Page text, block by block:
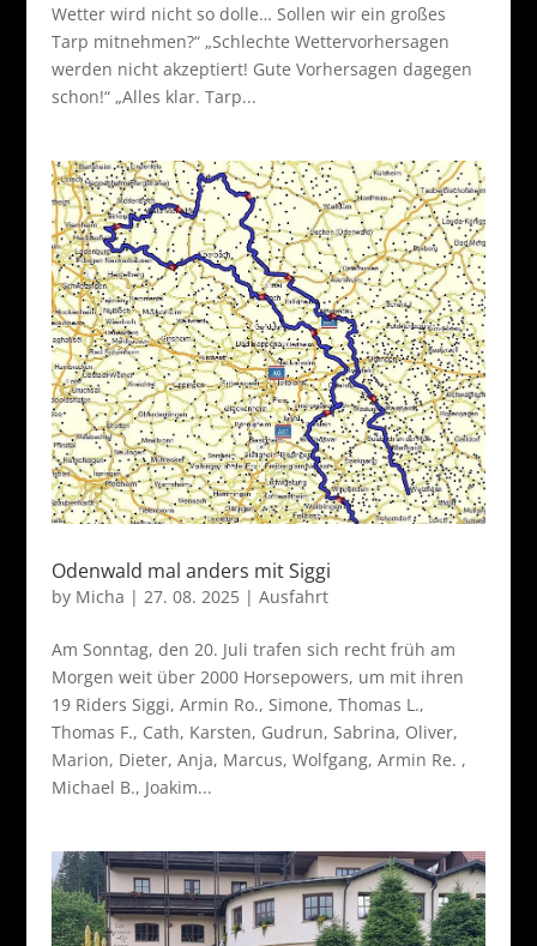
Wetter wird nicht so dolle… Sollen wir ein großes
Tarp mitnehmen?“ „Schlechte Wettervorhersagen
werden nicht akzeptiert! Gute Vorhersagen dagegen
schon!“ „Alles klar. Tarp...
Odenwald mal anders mit Siggi
by Micha | 27. 08. 2025| Ausfahrt
Am Sonntag, den 20. Juli trafen sich recht früh am
Morgen weit über 2000 Horsepowers, um mit ihren
19 Riders Siggi, Armin Ro., Simone, Thomas L.,
Thomas F., Cath, Karsten, Gudrun, Sabrina, Oliver,
Marion, Dieter, Anja, Marcus, Wolfgang, Armin Re. ,
Michael B., Joakim...